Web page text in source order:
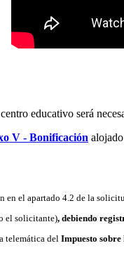
educativo será
V - Bonificación
en el apartado 4.2 de la
el solicitante), debiendo
telemática del Impuesto sobre